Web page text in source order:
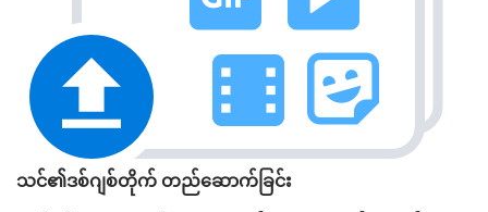
သင်၏ဒစ်ဂျစ်တိုက် တည်ဆောက်ခြင်း